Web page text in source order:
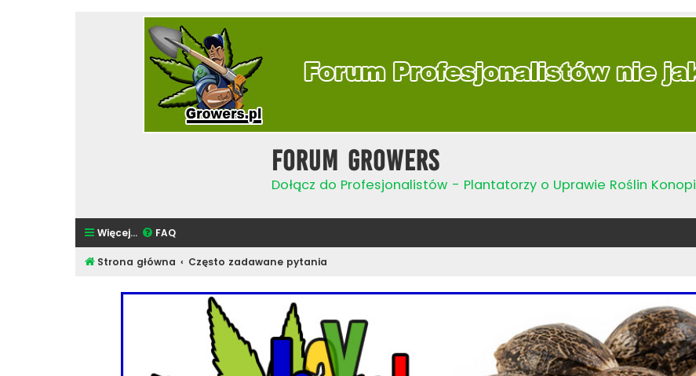
Forum Growers
Dołącz do Profesjonalistów - Plantatorzy o Uprawie Roślin Konopi
Więcej… FAQ
Strona główna Często zadawane pytania